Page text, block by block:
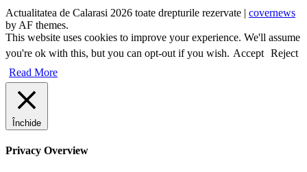
Actualitatea de Calarasi 2026 toate drepturile rezervate | covernews
by AF themes.
This website uses cookies to improve your experience. We'll assume
you're ok with this, but you can opt-out if you wish. Accept Reject
Read More
Închide
Privacy Overview